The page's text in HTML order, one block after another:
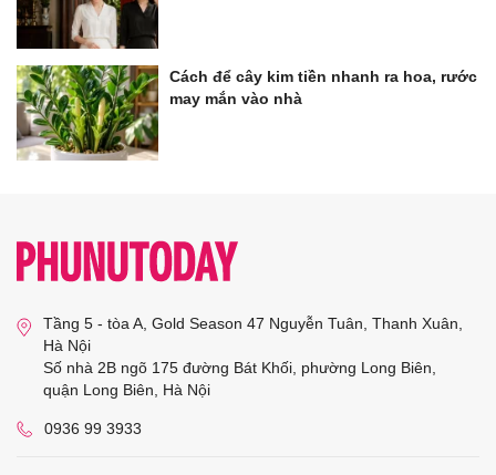
Cách để cây kim tiền nhanh ra hoa, rước
may mắn vào nhà
Tầng 5 - tòa A, Gold Season 47 Nguyễn Tuân, Thanh Xuân,
Hà Nội
Số nhà 2B ngõ 175 đường Bát Khối, phường Long Biên,
quận Long Biên, Hà Nội
0936 99 3933